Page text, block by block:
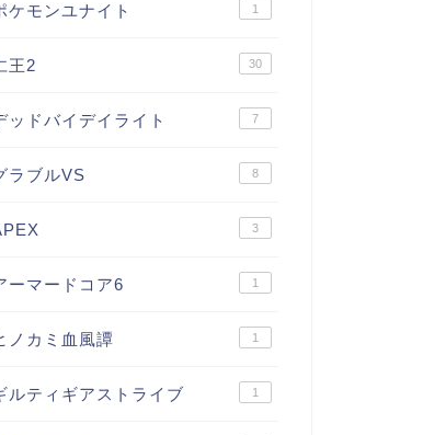
ケモンユナイト 1
王2 30
ッドバイデイライト 7
ラブルVS 8
3
ーマードコア6 1
ノカミ血風譚 1
ルティギアストライブ 1